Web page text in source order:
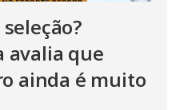
avalia que
ainda é muito